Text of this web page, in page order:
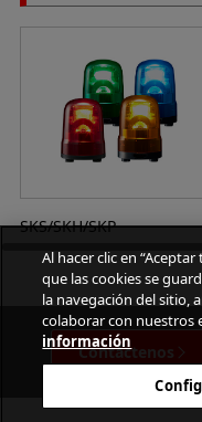
SKS/SKH/SKP
Contáctenos
Al hacer clic en
que las cookies se
la navegación del sitio,
colaborar con nuestros
información